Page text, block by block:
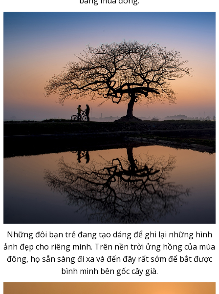
Những đôi bạn trẻ đang tạo dáng để ghi lại những hình
ảnh đẹp cho riêng mình. Trên nền trời ửng hồng của mùa
đông, họ sẵn sàng đi xa và đến đây rất sớm để bắt được
bình minh bên gốc cây già.